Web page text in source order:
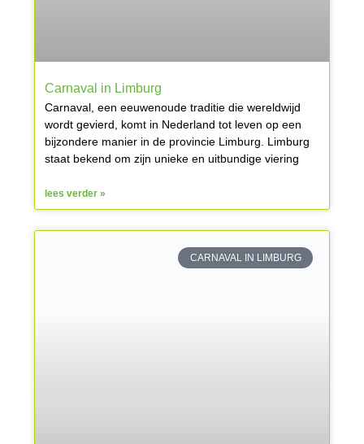
Carnaval in Limburg
Carnaval, een eeuwenoude traditie die wereldwijd
wordt gevierd, komt in Nederland tot leven op een
bijzondere manier in de provincie Limburg. Limburg
staat bekend om zijn unieke en uitbundige viering
lees verder »
CARNAVAL IN LIMBURG